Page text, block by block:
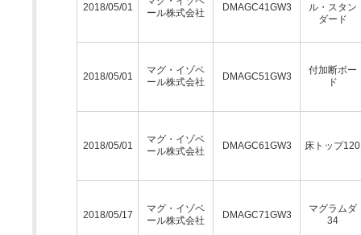
2018/05/01
ール株式会社
DMAGC41GW3
ル・スタン
ダード
2018/05/01
マグ・イゾベ
ール株式会社
DMAGC51GW3
付加断ボー
ド
2018/05/01
マグ・イゾベ
ール株式会社
DMAGC61GW3 床トップ120
2018/05/17
マグ・イゾベ
ール株式会社
DMAGC71GW3
マグラムダ
34